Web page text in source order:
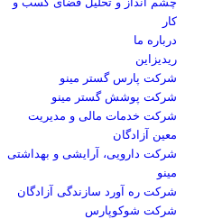
کار
درباره ما
ریدیزاین
شرکت پارس گستر مینو
شرکت پوشش گستر مینو
شرکت خدمات مالی و مدیریت
معین آزادگان
شرکت دارویی، آرایشی و بهداشتی
مینو
شرکت ره آورد سازندگی آزادگان
شرکت شوکوپارس